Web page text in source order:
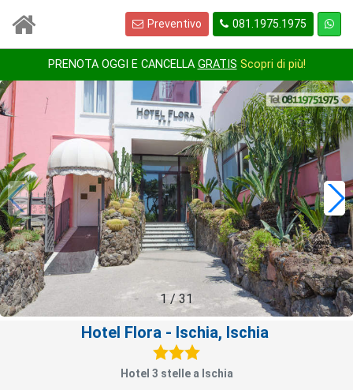
Preventivo 081.1975.1975
PRENOTA OGGI E CANCELLA GRATIS Scopri di più!
1/31
Hotel Flora - Ischia, Ischia
Hotel 3 stelle a Ischia